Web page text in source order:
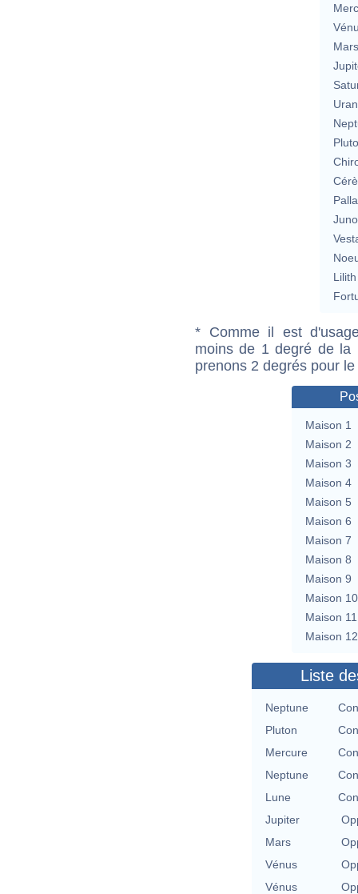
Mars
Lilith
* Comme il est
moins de 1 degré de la
prenons 2 degrés pour
Maison 1
Maison 2
Maison 3
Maison 4
Maison 5
Maison 6
Maison 7
Maison 8
Maison 9
Maison 10
Maison 11
Maison 12
Liste
Neptune
Pluton
Mercure
Neptune
Lune
Jupiter
Mars
Vénus
Vénus